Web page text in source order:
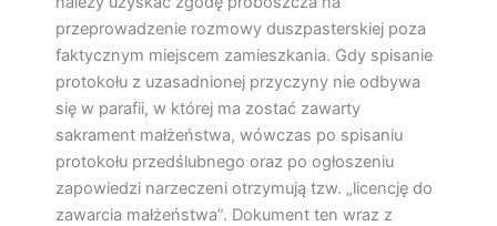
przeprowadzenie rozmowy duszpasterskiej poza
faktycznym miejscem zamieszkania. Gdy spisanie
protokołu z uzasadnionej przyczyny nie odbywa
się w parafii, w której ma zostać zawarty
sakrament małżeństwa, wówczas po spisaniu
protokołu przedślubnego oraz po ogłoszeniu
zapowiedzi narzeczeni otrzymują tzw. „licencję do
zawarcia małżeństwa”. Dokument ten wraz z